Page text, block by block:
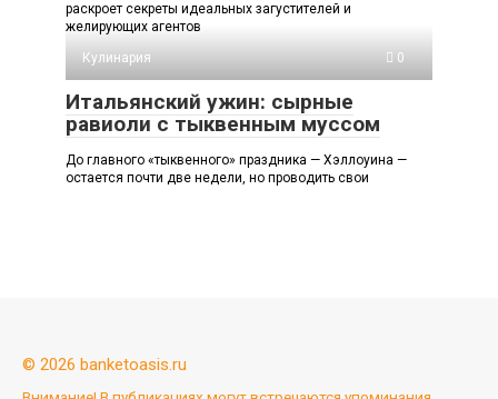
раскроет секреты идеальных загустителей и
желирующих агентов
Кулинария
0
Итальянский ужин: сырные
равиоли с тыквенным муссом
До главного «тыквенного» праздника — Хэллоуина —
остается почти две недели, но проводить свои
© 2026 banketoasis.ru